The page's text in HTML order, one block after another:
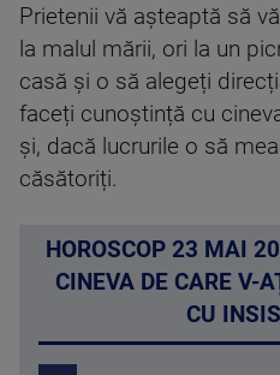
Prietenii vă așteaptă să
la malul mării, ori la un
casă și o să alegeți
faceți cunoștință cu
și, dacă lucrurile o să
căsătoriți.
HOROSCOP 23 MAI
CINEVA DE CARE V-
CU